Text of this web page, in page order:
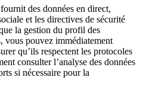
des données en direct,
et les directives de sécurité
la gestion du profil des
vous pouvez immédiatement
qu’ils respectent les protocoles
consulter l’analyse des données
si nécessaire pour la